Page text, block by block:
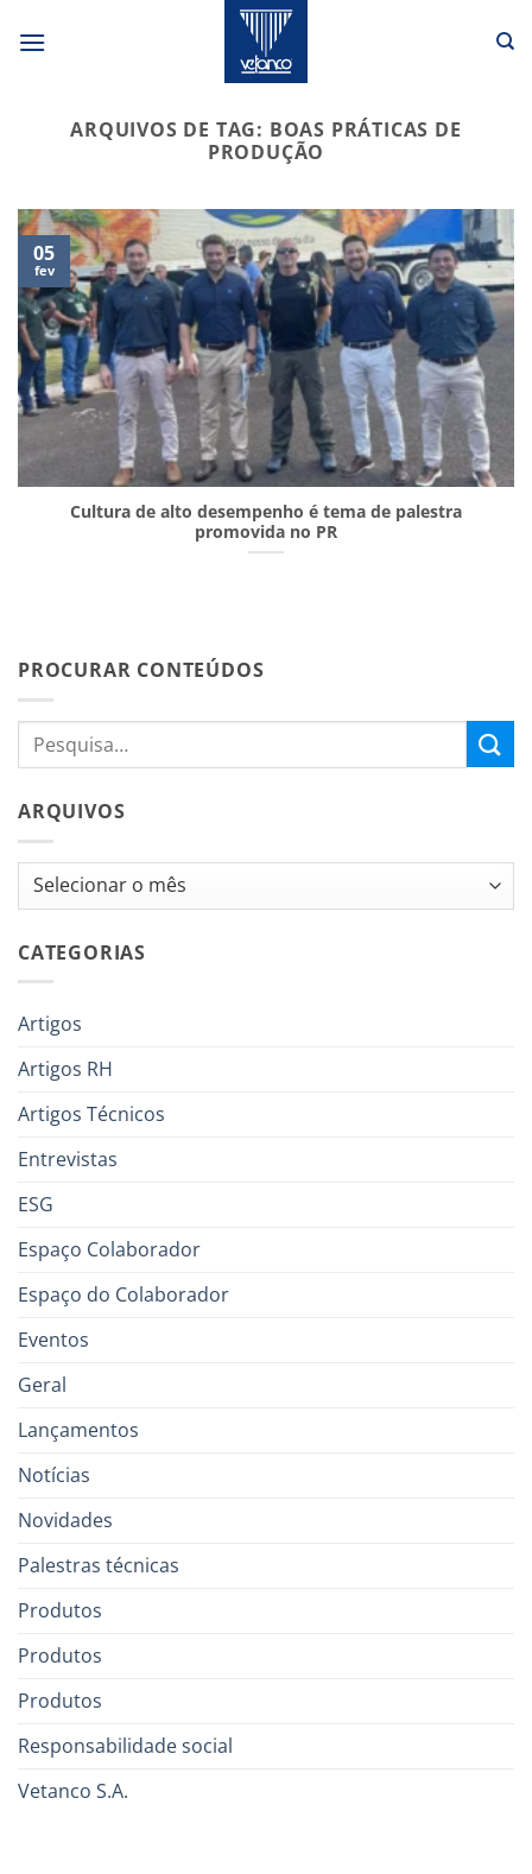
ARQUIVOS DE TAG: BOAS PRÁTICAS DE
PRODUÇÃO
Cultura de alto desempenho é tema de palestra
promovida no PR
05
fev
PROCURAR CONTEÚDOS
ARQUIVOS
Arquivos
CATEGORIAS
Artigos
Artigos RH
Artigos Técnicos
Entrevistas
ESG
Espaço Colaborador
Espaço do Colaborador
Eventos
Geral
Lançamentos
Notícias
Novidades
Palestras técnicas
Produtos
Produtos
Produtos
Responsabilidade social
Vetanco S.A.